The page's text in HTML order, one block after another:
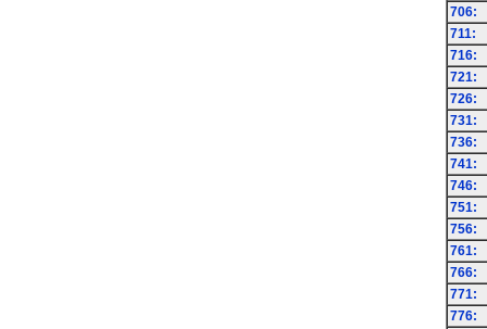
706:
711:
716:
721:
726:
731:
736:
741:
746:
751:
756:
761:
766:
771:
776: